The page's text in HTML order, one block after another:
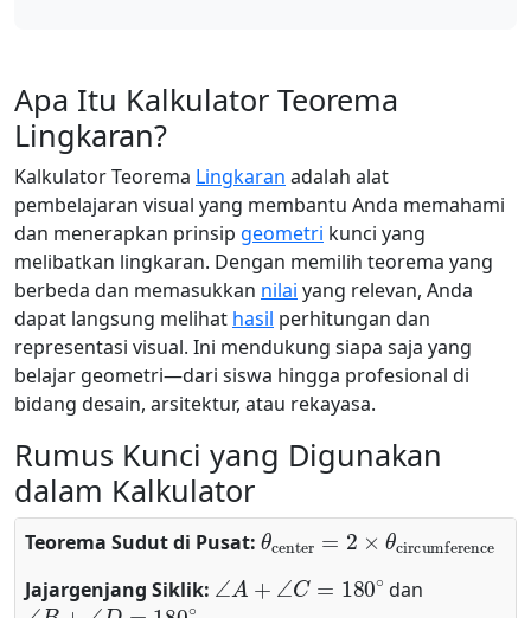
Apa Itu Kalkulator Teorema
Lingkaran?
Kalkulator Teorema Lingkaran adalah alat
pembelajaran visual yang membantu Anda memahami
dan menerapkan prinsip geometri kunci yang
melibatkan lingkaran. Dengan memilih teorema yang
berbeda dan memasukkan nilai yang relevan, Anda
dapat langsung melihat hasil perhitungan dan
representasi visual. Ini mendukung siapa saja yang
belajar geometri—dari siswa hingga profesional di
bidang desain, arsitektur, atau rekayasa.
Rumus Kunci yang Digunakan
dalam Kalkulator
Teorema Sudut di Pusat:
θcenter=2×θ
Jajargenjang Siklik:
∠ A C =180
dan
∠B+∠D=180∘